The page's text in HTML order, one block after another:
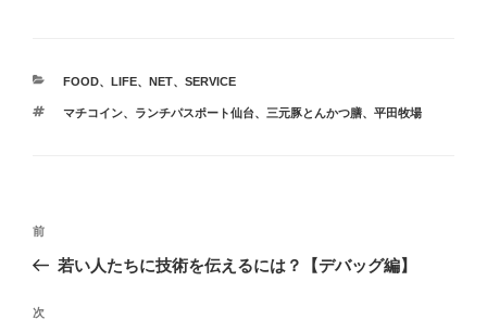
カ
ゴ
FOOD、 LIFE、 NET、 SERVICE
タ
マチコイン、 ランチパスポート仙台、 三元豚とんかつ膳、 平田牧場
投
ビ
前
の
稿
前
若い人たちに技術を伝えるには？【デバッグ編】
次
次